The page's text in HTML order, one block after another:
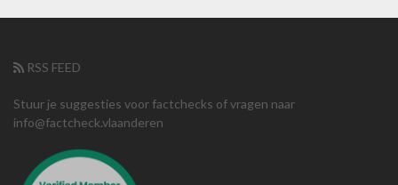
RSS FEED
Stuur je suggesties voor factchecks of vragen naar
info@factcheck.vlaanderen